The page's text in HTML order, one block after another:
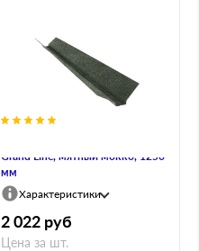
Grand Line, мятный мокко, 1250
мм
Характеристики
2 022 руб
Цена за шт.